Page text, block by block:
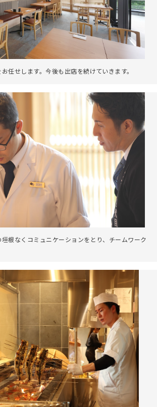
任せします。今後も出店を続けていきます。
根なくコミュニケーションをとり、チームワーク